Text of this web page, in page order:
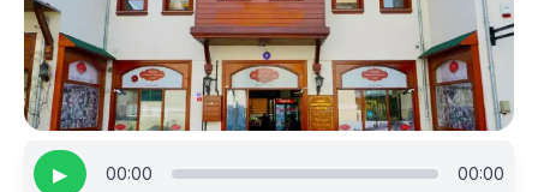
▶ 00:00 00:00